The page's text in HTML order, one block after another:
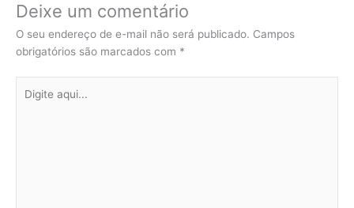
Deixe um comentário
O seu endereço de e-mail não será publicado. Campos
obrigatórios são marcados com *
aqui...